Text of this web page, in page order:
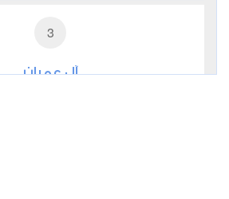
3
آل عمران